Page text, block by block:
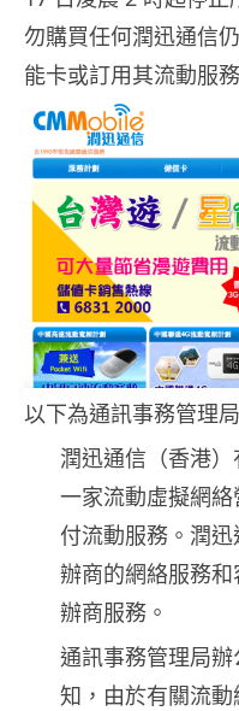
勿購買任何潤迅通信
能卡或訂用其流動服
以下為通訊事務管理
潤迅通信（香港
一家流動虛擬網
付流動服務。潤
辦商的網絡服務
辦商服務。
通訊事務管理局
知，由於有關流